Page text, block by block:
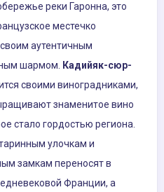
реки Гаронна, это
местечко
аутентичным
шармом. Кадийяк-сюр-
своими виноградниками,
знаменитое вино
стало гордостью региона.
улочкам и
замкам переносят в
Франции, а